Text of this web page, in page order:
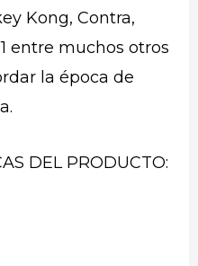
Kong, Contra,
entre muchos otros
la época de
DEL PRODUCTO: